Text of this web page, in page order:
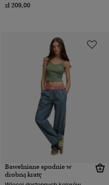
zł 209,00
Bawełniane spodnie w
drobną kratę